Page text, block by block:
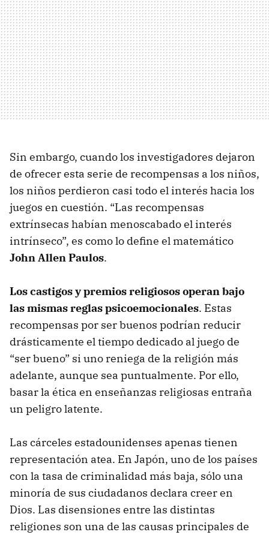
Sin embargo, cuando los investigadores dejaron
de ofrecer esta serie de recompensas a los niños,
los niños perdieron casi todo el interés hacia los
juegos en cuestión. “Las recompensas
extrínsecas habían menoscabado el interés
intrínseco”, es como lo define el matemático
John Allen Paulos.
Los castigos y premios religiosos operan bajo
las mismas reglas psicoemocionales. Estas
recompensas por ser buenos podrían reducir
drásticamente el tiempo dedicado al juego de
“ser bueno” si uno reniega de la religión más
adelante, aunque sea puntualmente. Por ello,
basar la ética en enseñanzas religiosas entraña
un peligro latente.
Las cárceles estadounidenses apenas tienen
representación atea. En Japón, uno de los países
con la tasa de criminalidad más baja, sólo una
minoría de sus ciudadanos declara creer en
Dios. Las disensiones entre las distintas
religiones son una de las causas principales de